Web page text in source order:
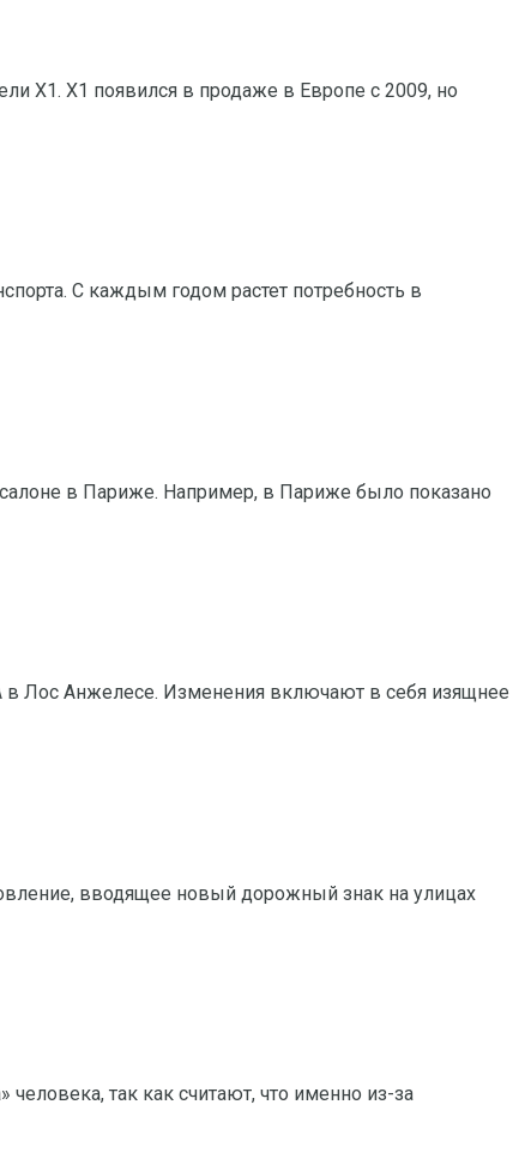
X1. X1 появился в продаже в Европе с 2009, но
С каждым годом растет потребность в
в Париже. Например, в Париже было показано
в Лос Анжелесе. Изменения включают в себя изящнее
вводящее новый дорожный знак на улицах
так как считают, что именно из-за